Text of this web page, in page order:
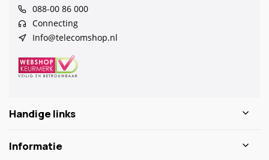
088-00 86 000
Connecting
Info@telecomshop.nl
Handige links
Informatie